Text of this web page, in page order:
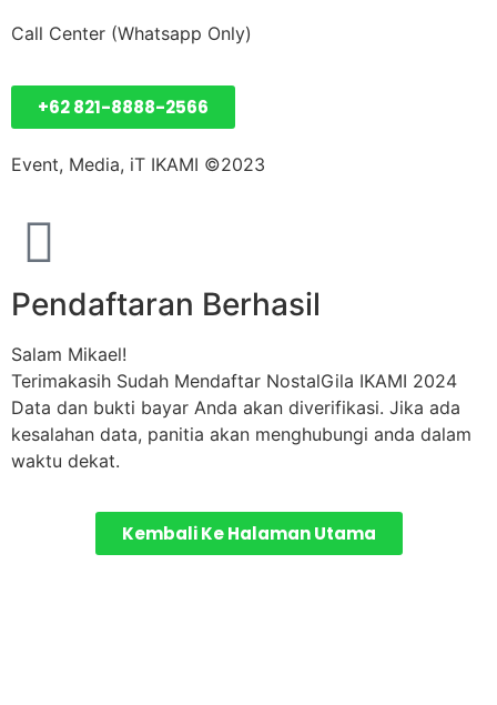
Call Center (Whatsapp Only)
+62 821-8888-2566
Event, Media, iT IKAMI ©2023
Pendaftaran Berhasil
Salam Mikael!
Terimakasih Sudah Mendaftar NostalGila IKAMI 2024
Data dan bukti bayar Anda akan diverifikasi. Jika ada
kesalahan data, panitia akan menghubungi anda dalam
waktu dekat.
Kembali Ke Halaman Utama